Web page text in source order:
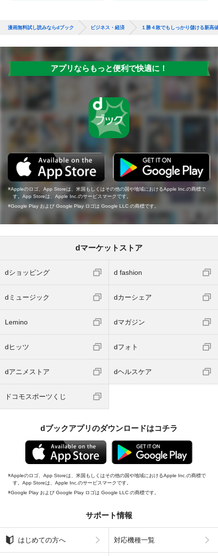
漫画無料試し読みならdブック ビジネス・経済 １勝４敗でもしっかり儲ける新高
アプリならもっと便利で快適に！
Appleのロゴ、App Storeは、米国もしくはその他の国や地域におけるApple Inc.の商標で
す。App Storeは、Apple Inc.のサービスマークです。
Google Play および Google Play ロゴは Google LLC の商標です。
dマーケットストア
dショッピング d fashion
dミュージック dカーシェア
Lemino dマガジン
dヒッツ dフォト
dアニメストア dヘルスケア
ドコモスポーツくじ
dブックアプリのダウンロードはコチラ
Appleのロゴ、App Storeは、米国もしくはその他の国や地域におけるApple Inc.の商標で
す。App Storeは、Apple Inc.のサービスマークです。
Google Play および Google Play ロゴは Google LLC の商標です。
サポート情報
はじめての方へ 対応機種一覧